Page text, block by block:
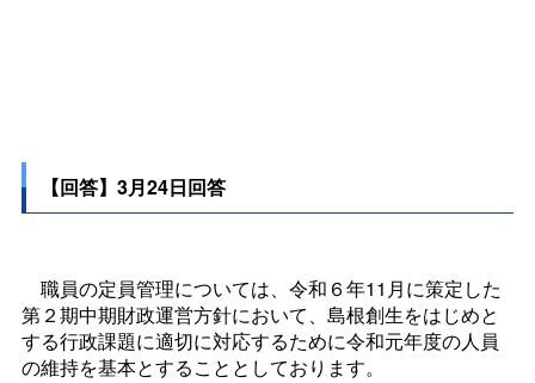
【回答】3月24日回答
職員の定員管理については、令和６年11月に策定した
第２期中期財政運営方針において、島根創生をはじめと
する行政課題に適切に対応するために令和元年度の人員
の維持を基本とすることとしております。